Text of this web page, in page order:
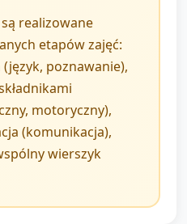
realizowane
etapów zajęć:
poznawanie),
motoryczny),
(komunikacja),
wierszyk